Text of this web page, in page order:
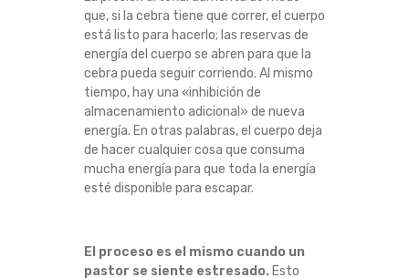
que, si la cebra tiene que correr, el cuerpo
está listo para hacerlo; las reservas de
energía del cuerpo se abren para que la
cebra pueda seguir corriendo. Al mismo
tiempo, hay una «inhibición de
almacenamiento adicional» de nueva
energía. En otras palabras, el cuerpo deja
de hacer cualquier cosa que consuma
mucha energía para que toda la energía
esté disponible para escapar.
El proceso es el mismo cuando un
pastor se siente estresado. Esto